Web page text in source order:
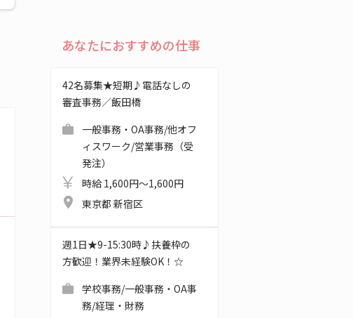
あなたにおすすめの仕事
42名募集★短期♪電話なしの
審査事務／飯田橋
一般事務・OA事務/他オフ
ィスワーク/営業事務（受
発注）
時給 1,600円～1,600円
東京都 新宿区
週1日★9-15:30時♪扶養枠の
方歓迎！業界未経験OK！☆
学校事務/一般事務・OA事
務/経理・財務